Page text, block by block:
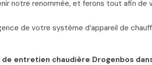
notre renommée, et ferons tout afin de
de votre système d’appareil de
entretien chaudière Drogenbos